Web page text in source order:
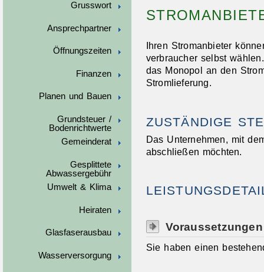
Grusswort
Ansprechpartner
Öffnungszeiten
Finanzen
Planen und Bauen
Grundsteuer /
Bodenrichtwerte
Gemeinderat
Gesplittete
Abwassergebühr
Umwelt & Klima
Heiraten
Glasfaserausbau
Wasserversorgung
Ihren Stromanbieter
verbraucher selbst
das Monopol an den
Stromlieferung.
ZUSTÄNDIGE
Das Unternehmen, mit
abschließen möchten.
Voraussetzungen
Sie haben einen